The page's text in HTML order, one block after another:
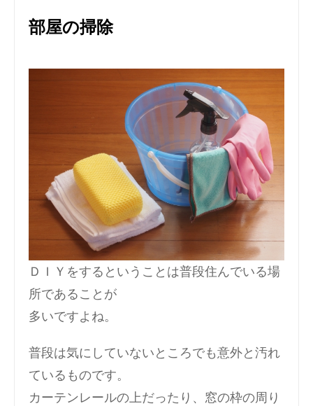
部屋の掃除
ＤＩＹをするということは普段住んでいる場
所であることが
多いですよね。
普段は気にしていないところでも意外と汚れ
ているものです。
カーテンレールの上だったり、窓の枠の周り